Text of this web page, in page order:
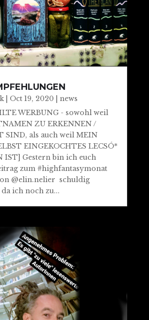
| Oct 19, 2020
news
WERBUNG - sowohl weil
ZU ERKENNEN /
SIND, als auch weil MEIN
EINGEKOCHTES LECSÓ*
IST] Gestern bin ich euch
zum #highfantasymonat
@elin.nelier schuldig
ich noch zu...